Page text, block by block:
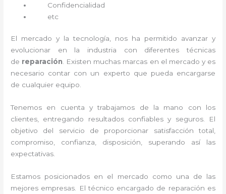
Confidencialidad
etc
El mercado y la tecnología, nos ha permitido avanzar y
evolucionar en la industria con diferentes técnicas
de reparación. Existen muchas marcas en el mercado y es
necesario contar con un experto que pueda encargarse
de cualquier equipo.
Tenemos en cuenta y trabajamos de la mano con los
clientes, entregando resultados confiables y seguros. El
objetivo del servicio de proporcionar satisfacción total,
compromiso, confianza, disposición, superando así las
expectativas.
Estamos posicionados en el mercado como una de las
mejores empresas. El técnico encargado de reparación es